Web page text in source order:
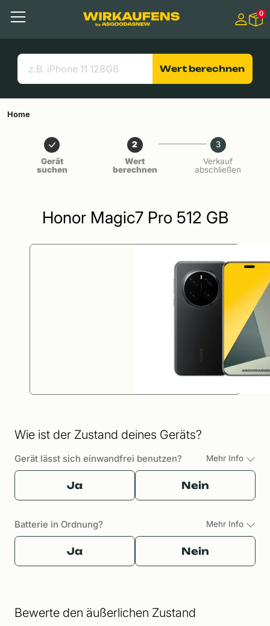
Menü
Suchen
Nützliche Links
0
Wert berechnen
Home
Gerät
suchen
2
Wert
berechnen
3
Verkauf
abschließen
Honor Magic7 Pro 512 GB
Wie ist der Zustand deines Geräts?
Gerät lässt sich einwandfrei benutzen? Mehr Info
Ja Nein
Batterie in Ordnung? Mehr Info
Ja Nein
Bewerte den äußerlichen Zustand